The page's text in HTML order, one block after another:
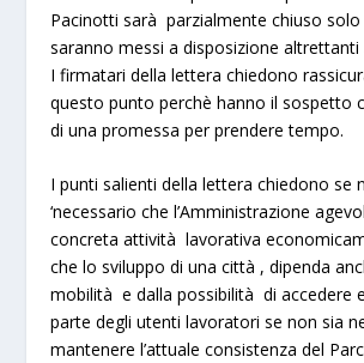
Pacinotti sarà parzialmente chiuso solo
saranno messi a disposizione altrettanti
I firmatari della lettera chiedono
questo punto perchè hanno il sospetto
di una promessa per prendere tempo.
I punti salienti della lettera chiedono se
‘necessario che l’Amministrazione
concreta attività lavorativa
che lo sviluppo di una città , dipenda
mobilità e dalla possibilità di accedere
parte degli utenti lavoratori se non sia
mantenere l’attuale consistenza del